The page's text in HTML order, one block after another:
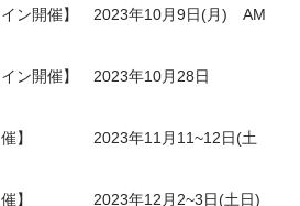
イン開催】 2023年10月9日(月) AM
イン開催】 2023年10月28日
開催】 2023年11月11~12日(土
開催】 2023年12月2~3日(土日)